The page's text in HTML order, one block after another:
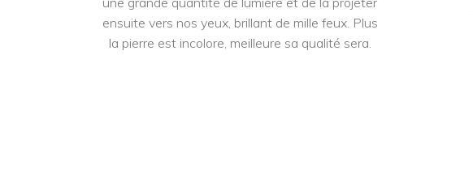
ensuite vers nos yeux, brillant de mille feux. Plus
la pierre est incolore, meilleure sa qualité sera.